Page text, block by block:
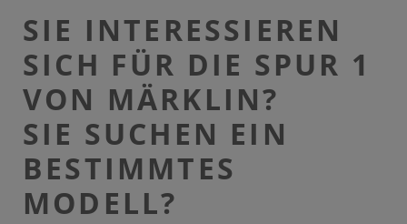
SIE INTERESSIEREN
SICH FÜR DIE SPUR 1
VON MÄRKLIN?
SIE SUCHEN EIN
BESTIMMTES
MODELL?